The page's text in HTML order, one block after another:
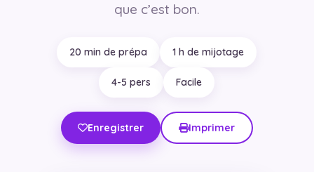
que c’est bon.
20 min de prépa 1 h de mijotage
4-5 pers Facile
Enregistrer Imprimer